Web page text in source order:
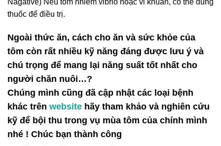
Nagative) Nếu tôm nhiễm vibrio hoặc vi khuẩn, có thể dùng
thuốc để điều trị.
Ngoài thức ăn, cách cho ăn và sức khỏe của
tôm còn rất nhiều kỹ năng đáng được lưu ý và
chú trọng để mang lại năng suất tốt nhất cho
người chăn nuôi…?
Chúng mình cũng đã cập nhật các loại bệnh
khác trên website hãy tham khảo và nghiên cứu
kỹ để bội thu trong vụ mùa tôm của chính mình
nhé ! Chúc bạn thành công